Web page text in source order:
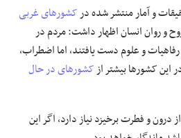
و آمار منتشر شده درکشورهای غربی
و روان انسان اظهار داشت: مردم در
رفاهیاتو علوم دست یافتند، اما اضطراب،
کشورها بیشتر ازکشورهای در حال
درون و فطرت برخیزد نیاز دارد، اگر این